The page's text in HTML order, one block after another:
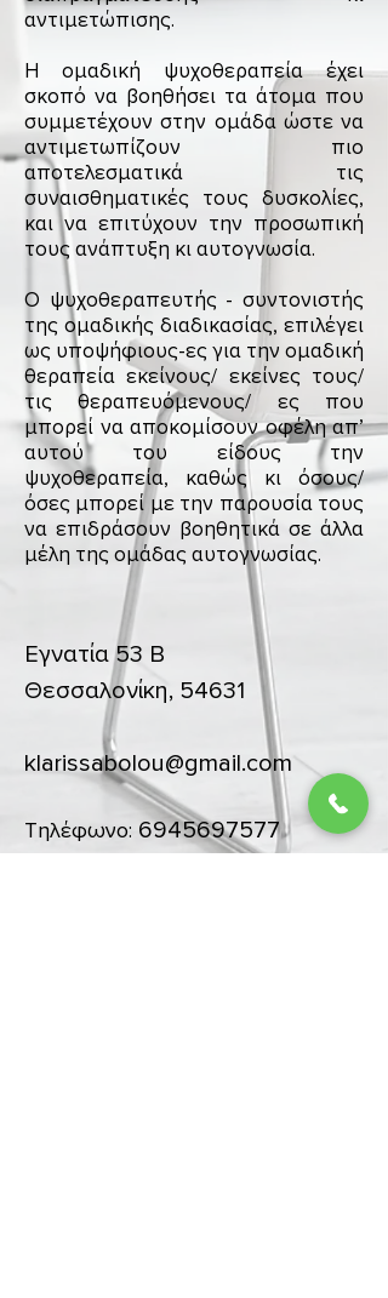
αντιμετώπισης.
Η ομαδική ψυχοθεραπεία έχει
σκοπό να βοηθήσει τα άτομα που
συμμετέχουν στην ομάδα ώστε να
αντιμετωπίζουν πιο
αποτελεσματικά τις
συναισθηματικές τους δυσκολίες,
και να επιτύχουν την προσωπική
τους ανάπτυξη κι αυτογνωσία.
Ο ψυχοθεραπευτής - συντονιστής
της ομαδικής διαδικασίας, επιλέγει
ως υποψήφιους-ες για την ομαδική
θεραπεία εκείνους/ εκείνες τους/
τις θεραπευόμενους/ ες που
μπορεί να αποκομίσουν οφέλη απ’
αυτού του είδους την
ψυχοθεραπεία, καθώς κι όσους/
όσες μπορεί με την παρουσία τους
να επιδράσουν βοηθητικά σε άλλα
μέλη της ομάδας αυτογνωσίας.
Εγνατία 53 Β
Θεσσαλονίκη, 54631
klarissabolou@gmail.com
Τηλέφωνο: 6945697577